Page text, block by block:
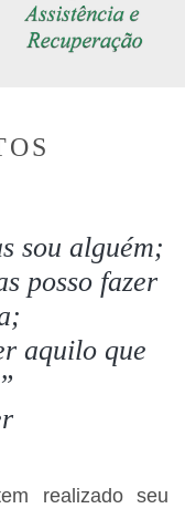
sou alguém;
posso fazer
aquilo que
realizado seu